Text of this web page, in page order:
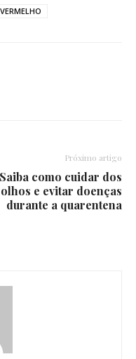
Próximo artigo
Saiba como cuidar dos
olhos e evitar doenças
durante a quarentena